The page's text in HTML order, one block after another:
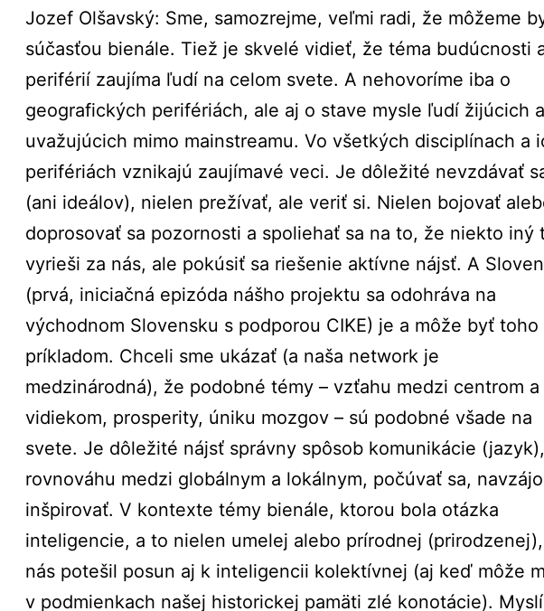
Jozef Olšavský: Sme, samozrejme, veľmi radi, že môžeme
súčasťou bienále. Tiež je skvelé vidieť, že téma budúcnosti
periférií zaujíma ľudí na celom svete. A nehovoríme iba o
geografických perifériách, ale aj o stave mysle ľudí žijúcich a
uvažujúcich mimo mainstreamu. Vo všetkých disciplínach a
perifériách vznikajú zaujímavé veci. Je dôležité nevzdávať
(ani ideálov), nielen prežívať, ale veriť si. Nielen bojovať
doprosovať sa pozornosti a spoliehať sa na to, že niekto iný
vyrieši za nás, ale pokúsiť sa riešenie aktívne nájsť. A
(prvá, iniciačná epizóda nášho projektu sa odohráva na
východnom Slovensku s podporou CIKE) je a môže byť toho
príkladom. Chceli sme ukázať (a naša network je
medzinárodná), že podobné témy – vzťahu medzi centrom a
vidiekom, prosperity, úniku mozgov – sú podobné všade na
svete. Je dôležité nájsť správny spôsob komunikácie (jazyk),
rovnováhu medzi globálnym a lokálnym, počúvať sa,
inšpirovať. V kontexte témy bienále, ktorou bola otázka
inteligencie, a to nielen umelej alebo prírodnej (prirodzenej),
nás potešil posun aj k inteligencii kolektívnej (aj keď môže
v podmienkach našej historickej pamäti zlé konotácie).